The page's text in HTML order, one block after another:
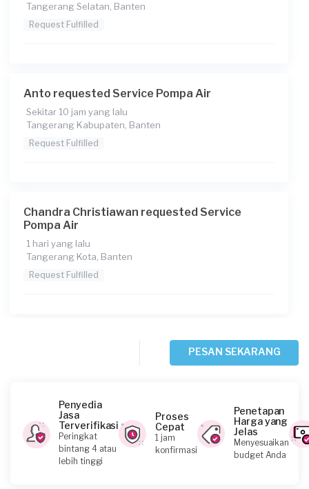
Tangerang Selatan, Banten
Request Fulfilled
Anto requested Service Pompa Air
Sekitar 10 jam yang lalu
Tangerang Kabupaten, Banten
Request Fulfilled
Chandra Christiawan requested Service
Pompa Air
1 hari yang lalu
Tangerang Kota, Banten
Request Fulfilled
Citra requested Service Pompa Air
Wendy requested Service Pompa Air
PESAN SEKARANG
Penyedia
Jasa
Terverifikasi
Peringkat
bintang 4 atau
lebih tinggi
Proses
Cepat
1 jam
konfirmasi
Penetapan
Harga yang
Jelas
Menyesuaikan
budget Anda